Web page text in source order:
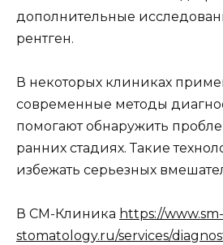
дополнительные
рентген.
В некоторых клиниках
современные методы
помогают обнаружить
ранних стадиях. Такие
избежать серьезных
В СМ-Клиника https://www.sm-
stomatology.ru/services/